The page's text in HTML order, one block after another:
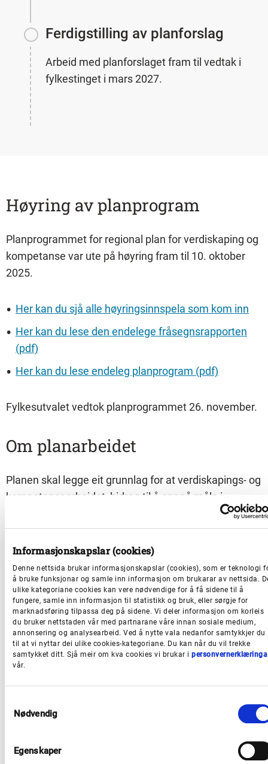
Informasjonskapslar (cookies)
Denne nettsida brukar informasjonskapslar (cookies), som er teknologi
å bruke funksjonar og samle inn informasjon om brukarar av nettsida.
ulike kategoriane cookies kan vere nødvendige for å få sidene til å
fungere, samle inn informasjon til statistikk og bruk, eller sørgje for
marknadsføring tilpassa deg på sidene. Vi deler informasjon om korleis
du bruker nettstaden vår med partnarane våre innan sosiale medium,
annonsering og analysearbeid. Ved å nytte vala nedanfor samtykkjer du
til at vi nyttar dei ulike cookies-kategoriane. Du kan når du vil trekke
samtykket ditt. Sjå meir om kva cookies vi brukar ipersonvernerklæringa
vår.
Nødvendig
Egenskaper
Ferdigstilling av planforslag
Arbeid med planforslaget fram til vedtak i
fylkestinget i mars 2027.
Høyring av planprogram
Planprogrammet for regional plan for verdiskaping og
kompetanse var ute på høyring fram til 10. oktober
2025.
Her kan du sjå alle høyringsinnspela som kom inn
Her kan du lese den endelege fråsegnsrapporten
(pdf)
Her kan du lese endeleg planprogram (pdf)
Fylkesutvalet vedtok planprogrammet 26. november.
Om planarbeidet
Planen skal legge eit grunnlag for at verdiskapings- og
kompetansearbeidet bidreg til å oppnå måla i
Utviklingsplan for Vestland. Planen skal vere ein
strategisk reiskap for å møte framtidige utfordringar
og moglegheiter i regionen. Vi skal sikre samordning
og samarbeid i gjennomføring av statleg,
fylkeskommunal og kommunal politikk på området i
Vestland, og bidra til å mobilisere heile næringslivet til
brei innsats for å nå felles mål.
Her er vi i prosessen
Planprogram avklarar rammene for planarbeidet og
vart fastsett av fylkesutvalet i Vestland i november
2025. I planprogrammet vart det fastlagt føremål og
organisering, framdrift, medverknad og kva alternativ